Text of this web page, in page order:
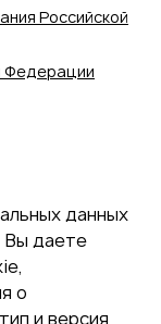
Российской
Федерации
данных
Вы даете
о
и версия